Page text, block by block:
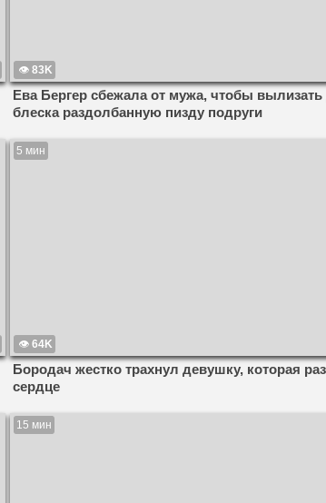
83K
Ева Бергер сбежала от мужа, чтобы вылизать
блеска раздолбанную пизду подруги
5 мин
64K
Бородач жестко трахнул девушку, которая
сердце
15 мин